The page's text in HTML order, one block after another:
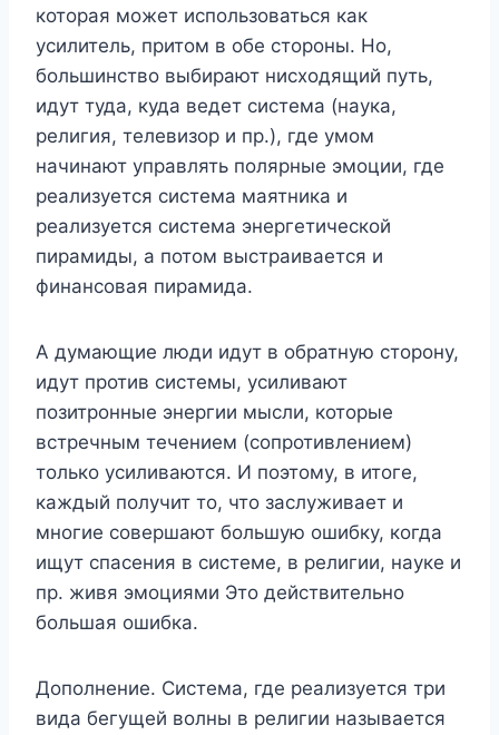
которая может использоваться как
усилитель, притом в обе стороны. Но,
большинство выбирают нисходящий путь,
идут туда, куда ведет система (наука,
религия, телевизор и пр.), где умом
начинают управлять полярные эмоции, где
реализуется система маятника и
реализуется система энергетической
пирамиды, а потом выстраивается и
финансовая пирамида.
А думающие люди идут в обратную сторону,
идут против системы, усиливают
позитронные энергии мысли, которые
встречным течением (сопротивлением)
только усиливаются. И поэтому, в итоге,
каждый получит то, что заслуживает и
многие совершают большую ошибку, когда
ищут спасения в системе, в религии, науке и
пр. живя эмоциями Это действительно
большая ошибка.
Дополнение. Система, где реализуется три
вида бегущей волны в религии называется